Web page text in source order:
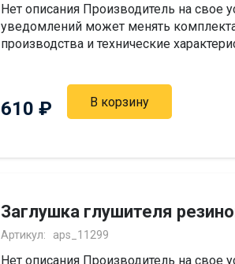
Нет описания Производитель на свое
уведомлений может менять
производства и технические
610 ₽ В корзину
Заглушка глушителя
Артикул: aps_11299
Нет описания Производитель на свое